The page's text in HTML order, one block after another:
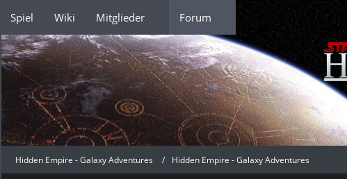
Spiel Wiki Mitglieder Forum
Hidden Empire - Galaxy Adventures Hidden Empire - Galaxy Adventures